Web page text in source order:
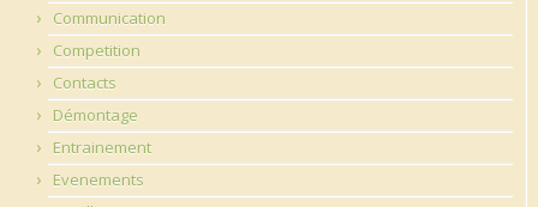
Communication
Competition
Contacts
Démontage
Entrainement
Evenements